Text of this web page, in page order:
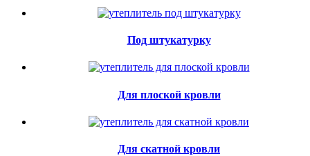
Под штукатурку
Для плоской кровли
Для скатной кровли